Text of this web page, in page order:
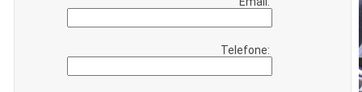
Telefone: